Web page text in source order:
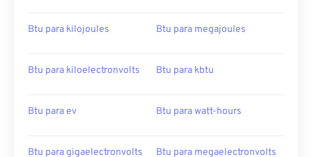
Btu para kilojoules Btu para megajoules
Btu para kiloelectronvolts Btu para kbtu
Btu para ev Btu para watt-hours
Btu para gigaelectronvolts Btu para megaelectronvolts